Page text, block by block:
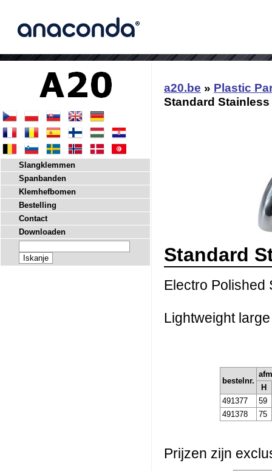
a20.be » Plastic
Standard
Standard
Electro Polished
Lightweight
bestelnr.
H
491377
59
491378
75
Prijzen zijn
Slangklemmen
Spanbanden
Klemhefbomen
Bestelling
Contact
Downloaden